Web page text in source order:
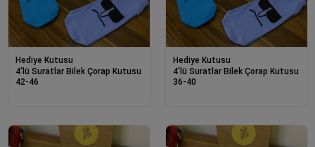
Hediye Kutusu
4'lü Suratlar Bilek Çorap Kutusu
42-46
Hediye Kutusu
4'lü Suratlar Bilek Çorap Kutusu
36-40